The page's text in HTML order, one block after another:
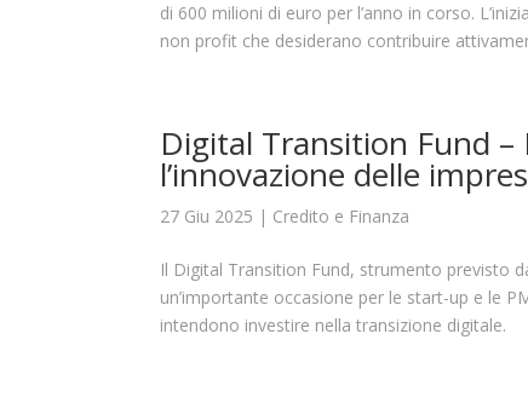
di 600 milioni di euro per l’anno in corso.
non profit che desiderano contribuire
Digital Transition Fund
l’innovazione delle
27 Giu 2025 | Credito e Finanza
Il Digital Transition Fund, strumento previsto
un’importante occasione per le start-up e le
intendono investire nella transizione digitale.